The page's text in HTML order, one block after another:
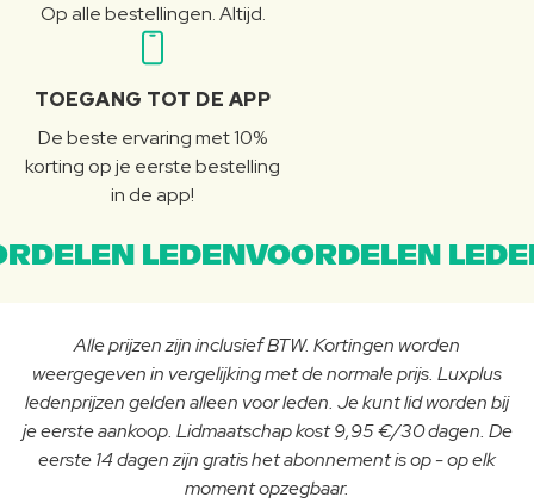
Op alle bestellingen. Altijd.
TOEGANG TOT DE APP
De beste ervaring met 10%
korting op je eerste bestelling
in de app!
LEDENVOORDELEN
Alle prijzen zijn inclusief BTW. Kortingen worden
weergegeven in vergelijking met de normale prijs. Luxplus
ledenprijzen gelden alleen voor leden. Je kunt lid worden bij
je eerste aankoop. Lidmaatschap kost 9,95 €/30 dagen. De
eerste 14 dagen zijn gratis het abonnement is op - op elk
moment opzegbaar.